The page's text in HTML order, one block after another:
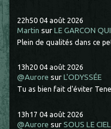
22h50 04 août 2026
Martin surLE GARCON
Plein de qualités dans ce
13h20 04 août 2026
@Aurore surL'ODYSSÉE
Tu as bien fait d'éviter
13h17 04 août 2026
@Aurore surSOUS LE